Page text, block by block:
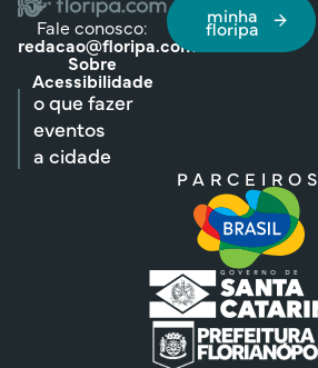
Fale conosco:
redacao@floripa.com
Sobre
Acessibilidade
minha
floripa
o que fazer
eventos
a cidade
PARCEIROS